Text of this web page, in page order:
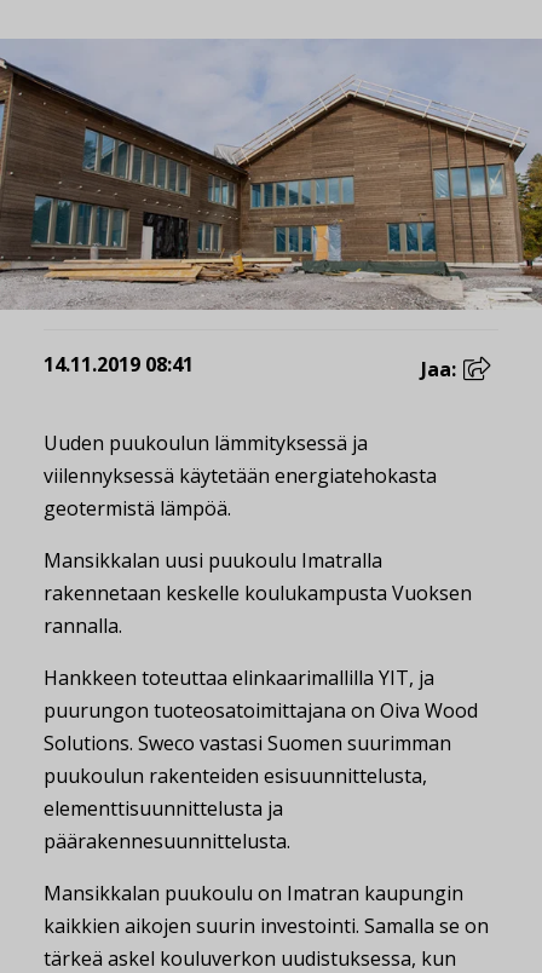
14.11.2019 08:41 Jaa:
Uuden puukoulun lämmityksessä ja
viilennyksessä käytetään energiatehokasta
geotermistä lämpöä.
Mansikkalan uusi puukoulu Imatralla
rakennetaan keskelle koulukampusta Vuoksen
rannalla.
Hankkeen toteuttaa elinkaarimallilla YIT, ja
puurungon tuoteosatoimittajana on Oiva Wood
Solutions. Sweco vastasi Suomen suurimman
puukoulun rakenteiden esisuunnittelusta,
elementtisuunnittelusta ja
päärakennesuunnittelusta.
Mansikkalan puukoulu on Imatran kaupungin
kaikkien aikojen suurin investointi. Samalla se on
tärkeä askel kouluverkon uudistuksessa, kun